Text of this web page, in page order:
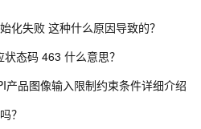
化失败 这种什么原因导致的？
态码 463 什么意思？
产品图像输入限制约束条件详细介绍
？